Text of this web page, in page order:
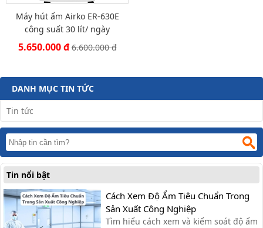
Máy hút ẩm Airko ER-630E
công suất 30 lít/ ngày
5.650.000 đ6.600.000 đ
DANH MỤC TIN TỨC
Tin tức
Tin nổi bật
Cách Xem Độ Ẩm Tiêu Chuẩn Trong
Sản Xuất Công Nghiệp
Tìm hiểu cách xem và kiểm soát độ ẩm